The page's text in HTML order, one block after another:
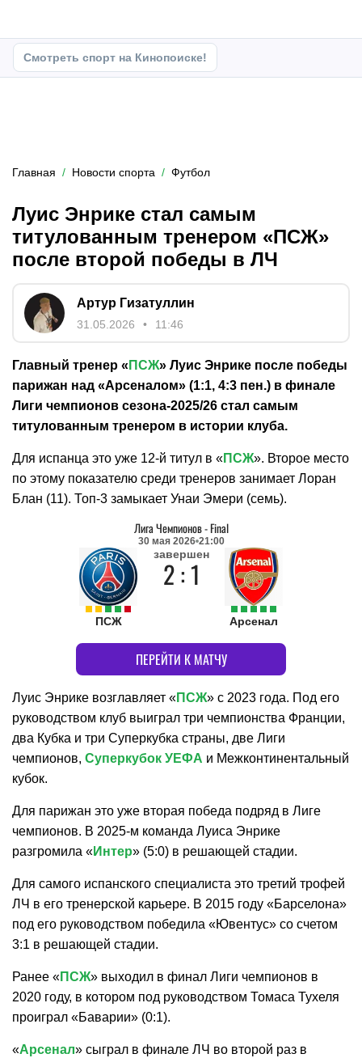
Смотреть спорт на Кинопоиске!
Главная Новости спорта Футбол
Луис Энрике стал самым
титулованным тренером «ПСЖ»
после второй победы в ЛЧ
Артур Гизатуллин
31.05.2026 11:46
Главный тренер « ПСЖ» Луис Энрике после победы
парижан над «Арсеналом» (1:1, 4:3 пен.) в финале
Лиги чемпионов сезона-2025/26 стал самым
титулованным тренером в истории клуба.
Для испанца это уже 12-й титул в «ПСЖ». Второе место
по этому показателю среди тренеров занимает Лоран
Блан (11). Топ-3 замыкает Унаи Эмери (семь).
Лига Чемпионов-Final
30 мая 2026 21:00
ПСЖ
завершен
2 : 1
Арсенал
ПЕРЕЙТИ К МАТЧУ
Луис Энрике возглавляет «ПСЖ» с 2023 года. Под его
руководством клуб выиграл три чемпионства Франции,
два Кубка и три Суперкубка страны, две Лиги
чемпионов, Суперкубок УЕФА и Межконтинентальный
кубок.
Для парижан это уже вторая победа подряд в Лиге
чемпионов. В 2025-м команда Луиса Энрике
разгромила «Интер» (5:0) в решающей стадии.
Для самого испанского специалиста это третий трофей
ЛЧ в его тренерской карьере. В 2015 году «Барселона»
под его руководством победила «Ювентус» со счетом
3:1 в решающей стадии.
Ранее «ПСЖ» выходил в финал Лиги чемпионов в
2020 году, в котором под руководством Томаса Тухеля
проиграл «Баварии» (0:1).
«Арсенал» сыграл в финале ЛЧ во второй раз в